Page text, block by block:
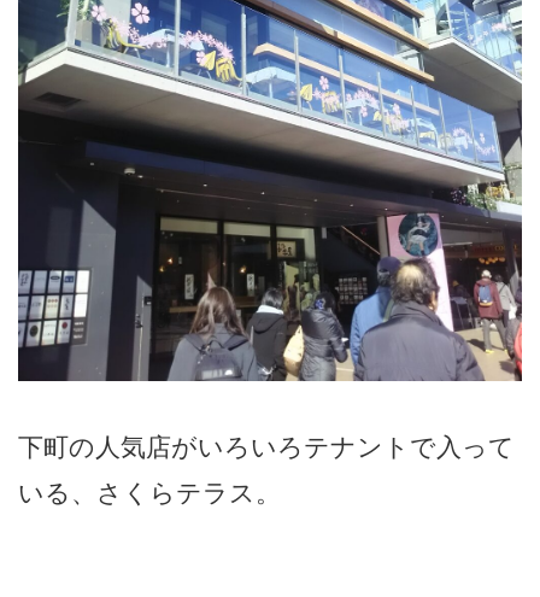
下町の人気店がいろいろテナントで入って
いる、さくらテラス。